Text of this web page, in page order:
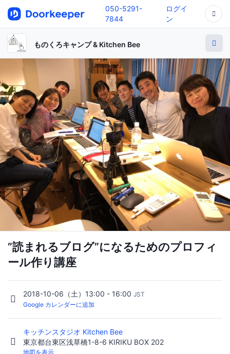
050-5291-
7844
ログイ
ン
ものくろキャンプ & Kitchen Bee
”読まれるブログ”になるためのプロフィ
ール作り講座
2018-10-06（土）13:00 - 16:00 JST
Google カレンダーに追加
キッチンスタジオ Kitchen Bee
東京都台東区浅草橋1-8-6 KIRIKU BOX 202
地図を表示